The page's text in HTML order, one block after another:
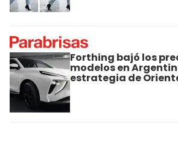
Forthing bajó los
modelos en
estrategia de